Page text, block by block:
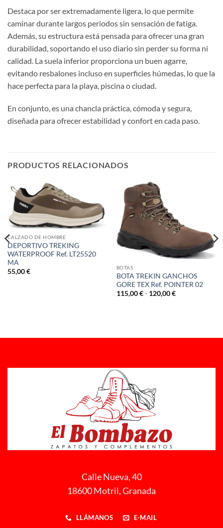
Destaca por ser extremadamente ligera, lo que permite
caminar durante largos periodos sin sensación de fatiga.
Además, su estructura está pensada para ofrecer una gran
durabilidad, soportando el uso diario sin perder su forma ni
calidad. La suela inferior proporciona un buen agarre,
evitando resbalones incluso en superficies húmedas, lo que la
hace perfecta para la playa, piscina o ciudad.
En conjunto, es una chancla práctica, cómoda y segura,
diseñada para ofrecer estabilidad y confort en cada paso.
PRODUCTOS RELACIONADOS
CALZADO DE HOMBRE
DEPORTIVO TREKING
WATERPROOF Ref. LT25520
MA
55,00€
BOTAS
BOTA TREKIN GANCHOS
GORE TEX Ref. POINTER 02
115,00€ - 120,00€Rango
Calle Nueva, 40
18600 Motril, Granada
LLÁMANOS E-MAIL